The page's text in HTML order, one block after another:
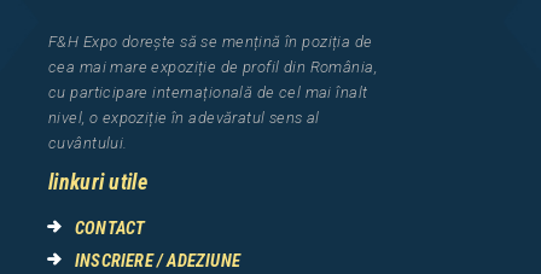
F&H Expo dorește să se mențină în poziția de
cea mai mare expoziție de profil din România,
cu participare internațională de cel maiînalt
nivel, o expoziție în adevăratul sens al
cuvântului.
linkuri utile
CONTACT
INSCRIERE / ADEZIUNE